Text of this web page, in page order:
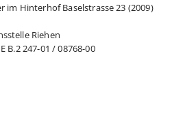
im Hinterhof Baselstrasse 23 (2009)
Riehen
B.2 247-01 / 08768-00